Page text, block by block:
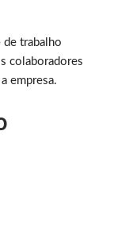
trabalho
colaboradores
empresa.